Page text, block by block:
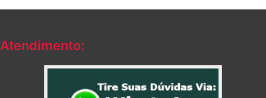
Atendimento: